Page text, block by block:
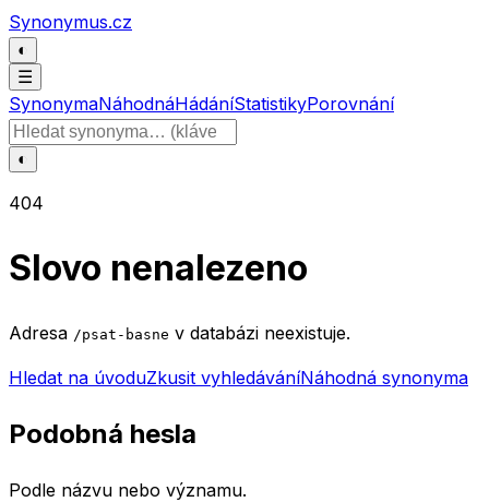
Přeskočit na obsah
Synonymus.cz
◐
☰
SynonymaNáhodnáHádáníStatistikyPorovnání
Hledat slovo
◐
404
Slovo nenalezeno
Adresa /psat-basne v databázi neexistuje.
Hledat na úvoduZkusit vyhledáváníNáhodná synonyma
Podobná hesla
Podle názvu nebo významu.